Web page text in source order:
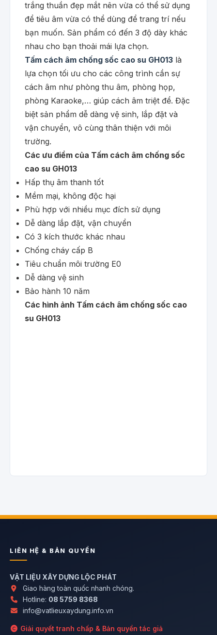
trắng thuần đẹp mắt nên vừa có thể sử dụng
để tiêu âm vừa có thể dùng để trang trí nếu
bạn muốn. Sản phẩm có đến 3 độ dày khác
nhau cho bạn thoải mái lựa chọn.
Tấm cách âm chống sốc cao su GH013 là
lựa chọn tối ưu cho các công trình cần sự
cách âm như phòng thu âm, phòng họp,
phòng Karaoke,… giúp cách âm triệt để. Đặc
biệt sản phẩm dễ dàng vệ sinh, lắp đặt và
vận chuyển, vô cùng thân thiện với môi
trường.
Các ưu điểm của Tấm cách âm chống sốc
cao su GH013
Hấp thụ âm thanh tốt
Mềm mại, không độc hại
Phù hợp với nhiều mục đích sử dụng
Dễ dàng lắp đặt, vận chuyển
Có 3 kích thước khác nhau
Chống cháy cấp B
Tiêu chuẩn môi trường E0
Dễ dàng vệ sinh
Bảo hành 10 năm
Các hình ảnh Tấm cách âm chống sốc cao
su GH013
LIÊN HỆ & BẢN QUYỀN
VẬT LIỆU XÂY DỰNG LỘC PHÁT
Giao hàng toàn quốc nhanh chóng.
Hotline: 08 5759 8368
info@vatlieuxaydung.info.vn
Giải quyết tranh chấp & Bản quyền tác giả